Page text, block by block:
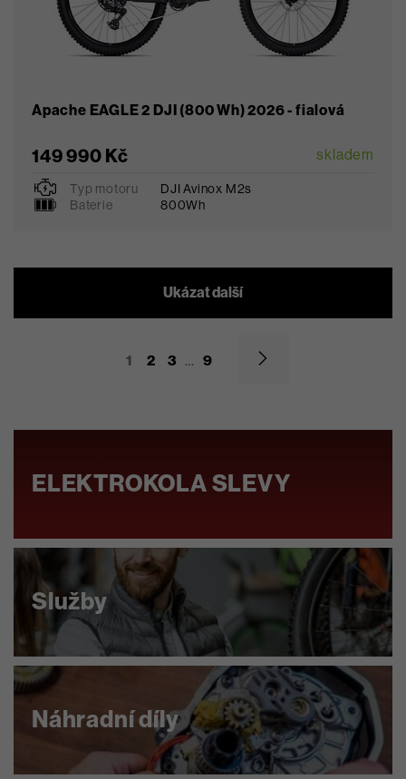
Apache EAGLE 2 DJI (800 Wh) 2026 - fialová
149 990 Kč skladem
Typ motoru
DJI Avinox M2s
Baterie
800Wh
S M
Ukázat další
1 2 3 … 9
ELEKTROKOLA SLEVY
Služby
Náhradní díly